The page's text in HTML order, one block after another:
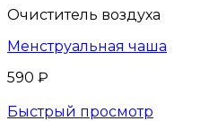
Очиститель воздуха
Менструальная чаша
590 ₽
Быстрый просмотр